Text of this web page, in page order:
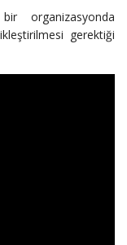
organizasyonda
gerektiği